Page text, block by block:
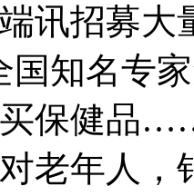
讯招募大
国知名专
保健品
老年人